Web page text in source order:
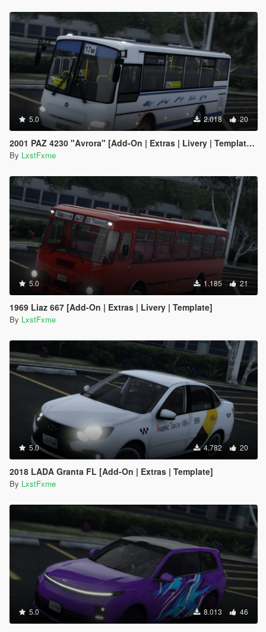
5.0 2.018 20
2001 PAZ 4230 "Avrora" [Add-On | Extras | Livery | Template] ver. 1.0
By LxstFxme
5.0 1.185 21
1969 Liaz 667 [Add-On | Extras | Livery | Template]
By LxstFxme
5.0 4.782 20
2018 LADA Granta FL [Add-On | Extras | Template]
By LxstFxme
5.0 8.013 46